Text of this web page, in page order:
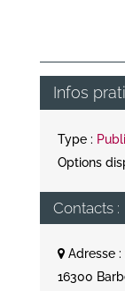
Infos
Type :
Options
Contacts :
Adresse :
16300